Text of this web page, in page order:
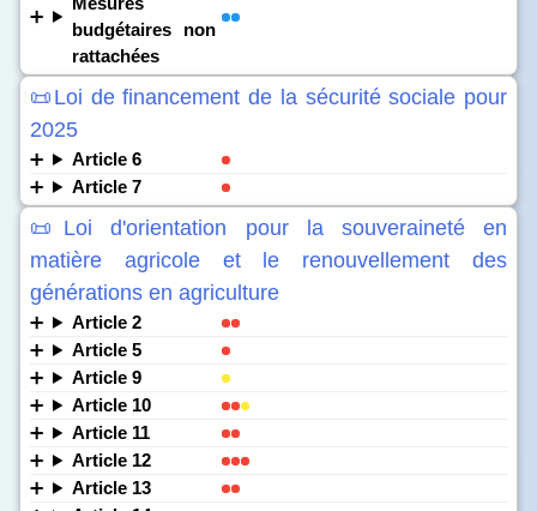
budgétaires non
rattachées
📜Loi de financement de la sécurité sociale pour
2025
Article 6
Article 7
📜Loi d'orientation pour la souveraineté en
matière agricole et le renouvellement des
générations en agriculture
Article 2
Article 5
Article 9
Article 10
Article 11
Article 12
Article 13